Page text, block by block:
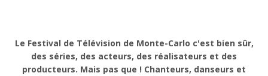
Le Festival de Télévision de Monte-Carlo c'est bien sûr,
des séries, des acteurs, des réalisateurs et des
producteurs. Mais pas que ! Chanteurs, danseurs et